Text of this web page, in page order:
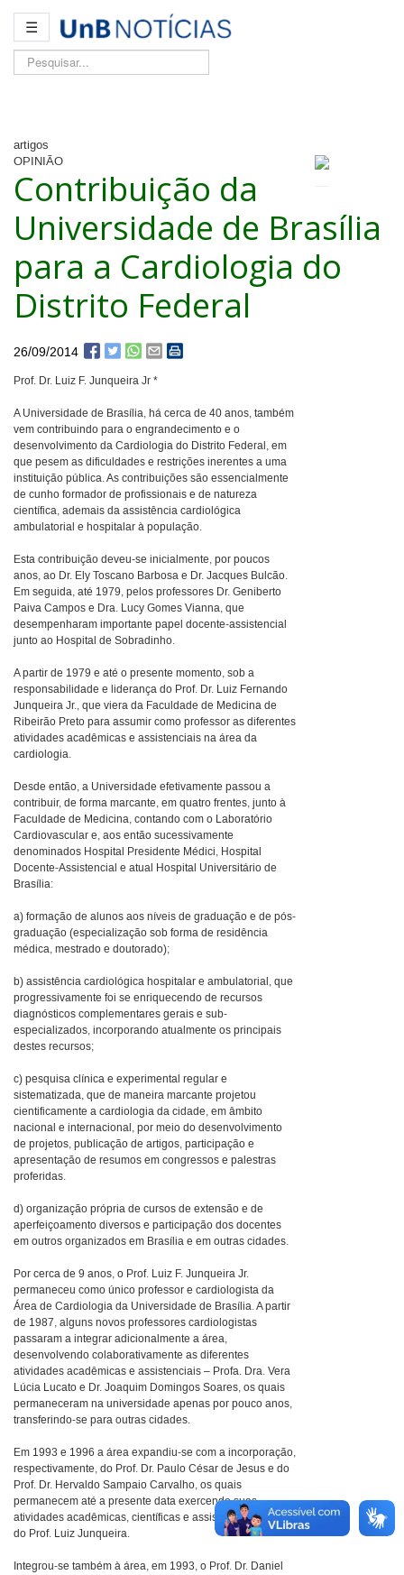
☰
Pesquisar...
artigos
OPINIÃO
Contribuição da
Universidade de Brasília
para a Cardiologia do
Distrito Federal
26/09/2014
Prof. Dr. Luiz F. Junqueira Jr *
A Universidade de Brasília, há cerca de 40 anos, também
vem contribuindo para o engrandecimento e o
desenvolvimento da Cardiologia do Distrito Federal, em
que pesem as dificuldades e restrições inerentes a uma
instituição pública. As contribuições são essencialmente
de cunho formador de profissionais e de natureza
científica, ademais da assistência cardiológica
ambulatorial e hospitalar à população.
Esta contribuição deveu-se inicialmente, por poucos
anos, ao Dr. Ely Toscano Barbosa e Dr. Jacques Bulcão.
Em seguida, até 1979, pelos professores Dr. Geniberto
Paiva Campos e Dra. Lucy Gomes Vianna, que
desempenharam importante papel docente-assistencial
junto ao Hospital de Sobradinho.
A partir de 1979 e até o presente momento, sob a
responsabilidade e liderança do Prof. Dr. Luiz Fernando
Junqueira Jr., que viera da Faculdade de Medicina de
Ribeirão Preto para assumir como professor as diferentes
atividades acadêmicas e assistenciais na área da
cardiologia.
Desde então, a Universidade efetivamente passou a
contribuir, de forma marcante, em quatro frentes, junto à
Faculdade de Medicina, contando com o Laboratório
Cardiovascular e, aos então sucessivamente
denominados Hospital Presidente Médici, Hospital
Docente-Assistencial e atual Hospital Universitário de
Brasília:
a) formação de alunos aos níveis de graduação e de pós-
graduação (especialização sob forma de residência
médica, mestrado e doutorado);
b) assistência cardiológica hospitalar e ambulatorial, que
progressivamente foi se enriquecendo de recursos
diagnósticos complementares gerais e sub-
especializados, incorporando atualmente os principais
destes recursos;
c) pesquisa clínica e experimental regular e
sistematizada, que de maneira marcante projetou
cientificamente a cardiologia da cidade, em âmbito
nacional e internacional, por meio do desenvolvimento
de projetos, publicação de artigos, participação e
apresentação de resumos em congressos e palestras
proferidas.
d) organização própria de cursos de extensão e de
aperfeiçoamento diversos e participação dos docentes
em outros organizados em Brasília e em outras cidades.
Por cerca de 9 anos, o Prof. Luiz F. Junqueira Jr.
permaneceu como único professor e cardiologista da
Área de Cardiologia da Universidade de Brasília. A partir
de 1987, alguns novos professores cardiologistas
passaram a integrar adicionalmente a área,
desenvolvendo colaborativamente as diferentes
atividades acadêmicas e assistenciais – Profa. Dra. Vera
Lúcia Lucato e Dr. Joaquim Domingos Soares, os quais
permaneceram na universidade apenas por pouco anos,
transferindo-se para outras cidades.
Em 1993 e 1996 a área expandiu-se com a incorporação,
respectivamente, do Prof. Dr. Paulo César de Jesus e do
Prof. Dr. Hervaldo Sampaio Carvalho, os quais
permanecem até a presente data exercendo suas
atividades acadêmicas, científicas e assistenciais ao lado
do Prof. Luiz Junqueira.
Integrou-se também à área, em 1993, o Prof. Dr. Daniel